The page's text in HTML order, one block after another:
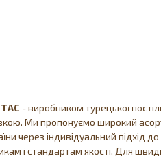
ТАС - виробником турецької
Ми пропонуємо широкий
через індивідуальний
і стандартам якості. Для